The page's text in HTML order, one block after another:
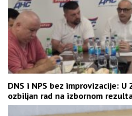
DNS i NPS bez improvizacije:
ozbiljan rad na izbornom